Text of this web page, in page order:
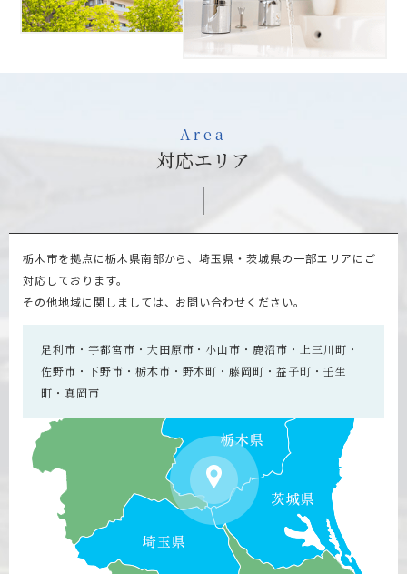
Area
対応エリア
栃木市を拠点に栃木県南部から、埼玉県・茨城県の一部エリアにご
対応しております。
その他地域に関しましては、お問い合わせください。
足利市・宇都宮市・大田原市・小山市・鹿沼市・上三川町・
佐野市・下野市・栃木市・野木町・藤岡町・益子町・壬生
町・真岡市